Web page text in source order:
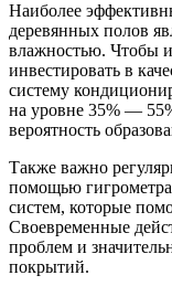
Наиболее
деревянных полов
влажностью. Чтобы
инвестировать в
систему
на уровне 35% —
вероятность
Также важно
помощью
систем, которые
Своевременные
проблем и
покрытий.